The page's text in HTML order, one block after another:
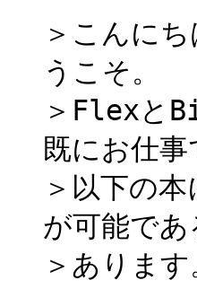
＞こんに
うこそ。
＞Flexと
既にお仕
＞以下の
が可能で
＞あります